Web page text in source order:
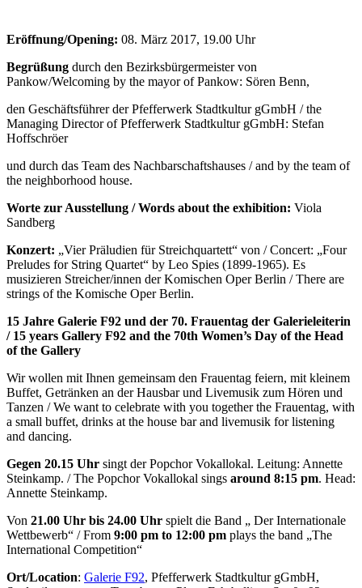
Eröffnung/Opening: 08. März 2017, 19.00 Uhr
Begrüßung durch den Bezirksbürgermeister von
Pankow/Welcoming by the mayor of Pankow: Sören Benn,
den Geschäftsführer der Pfefferwerk Stadtkultur gGmbH / the
Managing Director of Pfefferwerk Stadtkultur gGmbH: Stefan
Hoffschröer
und durch das Team des Nachbarschaftshauses / and by the team of
the neighborhood house.
Worte zur Ausstellung /Words about the exhibition: Viola
Sandberg
Konzert: „Vier Präludien für Streichquartett“ von /Concert: „Four
Preludes for String Quartet“ by Leo Spies (1899-1965). Es
musizieren Streicher/innen der Komischen Oper Berlin /There are
strings of the Komische Oper Berlin.
15 Jahre Galerie F92 und der 70. Frauentag der Galerieleiterin
/ 15 years Gallery F92 and the 70th Women’s Day of the Head
of the Gallery
Wir wollen mit Ihnen gemeinsam den Frauentag feiern, mit kleinem
Buffet, Getränken an der Hausbar und Livemusik zum Hören und
Tanzen /We want to celebrate with you together the Frauentag, with
a small buffet, drinks at the house bar and livemusik for listening
and dancing.
Gegen 20.15 Uhr singt der Popchor Vokallokal. Leitung: Annette
Steinkamp. /The Popchor Vokallokal sings around 8:15 pm. Head:
Annette Steinkamp.
Von 21.00 Uhr bis 24.00 Uhr spielt die Band „ Der Internationale
Wettbewerb“ /From 9:00 pm to 12:00 pm plays the band „The
International Competition“
Ort/Location: Galerie F92, Pfefferwerk Stadtkultur gGmbH,